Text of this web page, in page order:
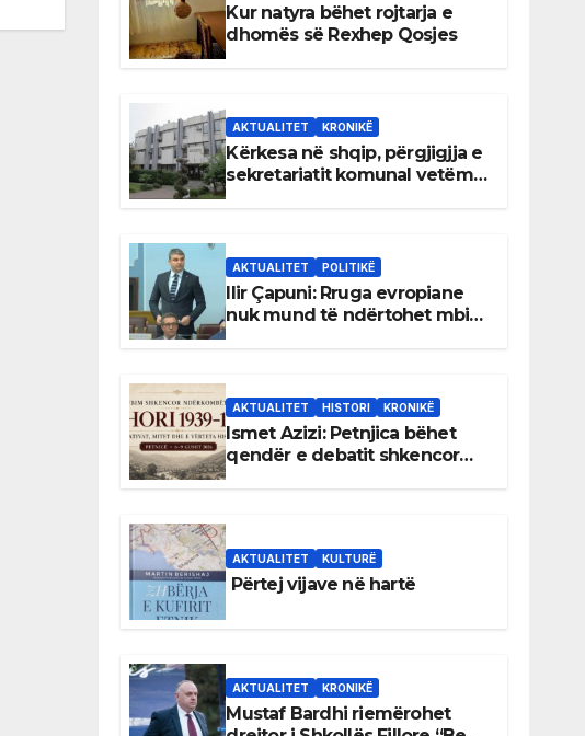
Kur natyra bëhet rojtarja e
dhomës së Rexhep Qosjes
AKTUALITET KRONIKË
Kërkesa në shqip, përgjigjja e
sekretariatit komunal vetëm
AKTUALITET POLITIKË
Ilir Çapuni: Rruga evropiane
nuk mund të ndërtohet mbi
AKTUALITET HISTORI KRONIKË
Ismet Azizi: Petnjica bëhet
qendër e debatit shkencor
AKTUALITET KULTURË
Përtej vijave në hartë
AKTUALITET KRONIKË
Mustaf Bardhi riemërohet